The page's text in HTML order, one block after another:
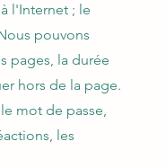
l'Internet ; le
pouvons
pages, la durée
hors de la page.
mot de passe,
les